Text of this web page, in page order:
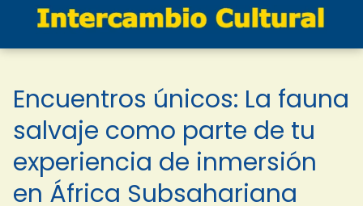
Encuentros únicos: La fauna
salvaje como parte de tu
experiencia de inmersión
en África Subsahariana